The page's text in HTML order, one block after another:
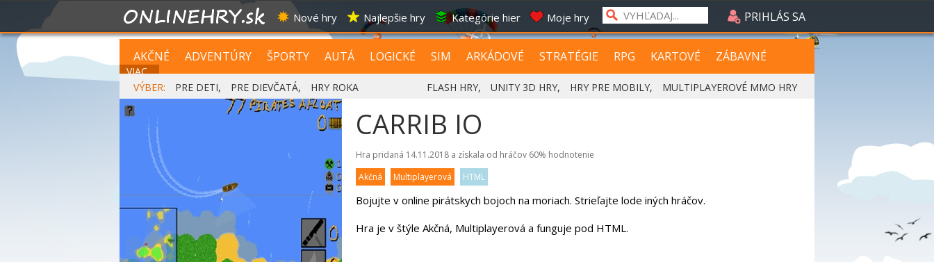
Nové hry Najlepšie hry Kategórie hier Moje hry PRIHLÁS SA
AKČNÉ ADVENTÚRY ŠPORTY AUTÁ LOGICKÉ SIM ARKÁDOVÉ STRATÉGIE RPG KARTOVÉ ZÁBAVNÉ
VIAC...
VÝBER:
PRE DETI, PRE DIEVČATÁ, HRY ROKA FLASH HRY, UNITY 3D HRY, HRY PRE MOBILY, MULTIPLAYEROVÉ MMO HRY
CARRIB IO
Hra pridaná 14.11.2018 a získala od hráčov 60% hodnotenie
Akčná
Multiplayerová HTML
Bojujte v online pirátskych bojoch na moriach. Strieľajte lode iných hráčov.
Hra je v štýle Akčná, Multiplayerová a funguje pod HTML.